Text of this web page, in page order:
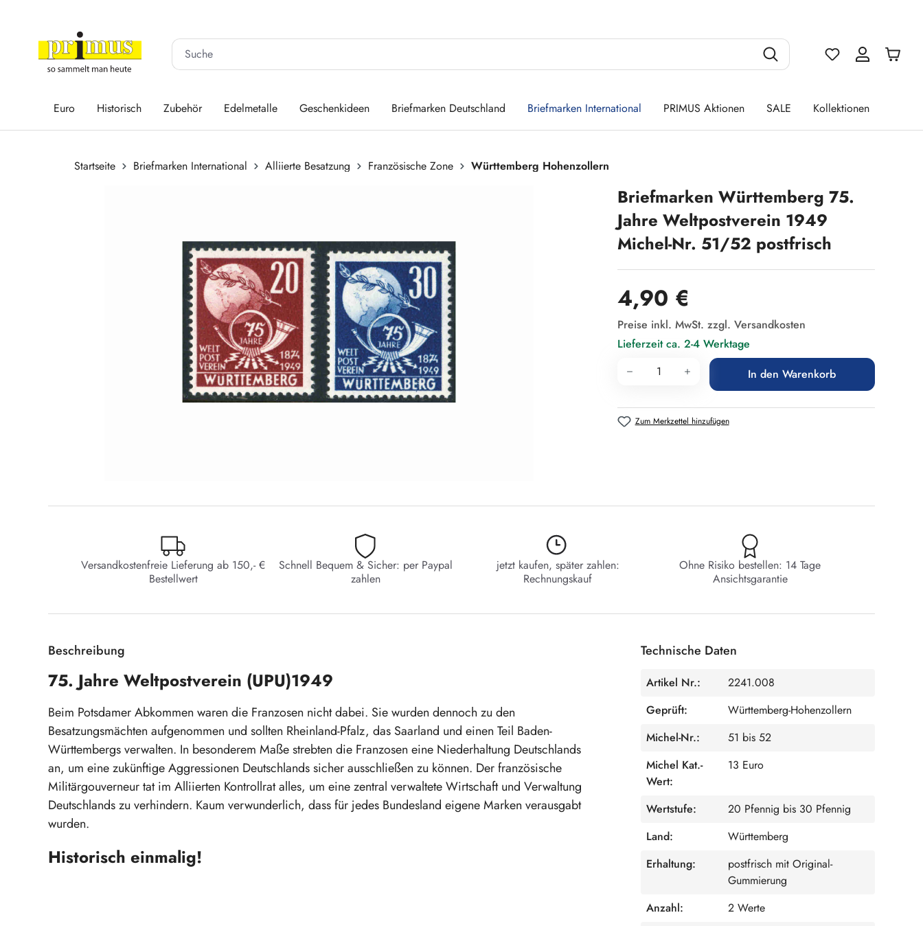
Du hast 0
Euro Historisch Zubehör Edelmetalle Geschenkideen Briefmarken Deutschland Briefmarken International PRIMUS Aktionen SALE Kollektionen
Startseite Briefmarken International Alliierte Besatzung Französische Zone
Württemberg Hohenzollern
Briefmarken Württemberg 75.
Jahre Weltpostverein 1949
Michel-Nr. 51/52 postfrisch
Regulärer Preis:
4,90 €
Preise inkl. MwSt. zzgl. Versandkosten
Lieferzeit ca. 2-4 Werktage
Produkt Anzahl: Gib den gewünschten
In den Warenkorb
Zum Merkzettel hinzufügen
Versandkostenfreie Lieferung ab 150,- €
Bestellwert
Schnell Bequem & Sicher: per Paypal
zahlen
jetzt kaufen, später zahlen:
Rechnungskauf
Ohne Risiko bestellen: 14 Tage
Ansichtsgarantie
Beschreibung
75. Jahre Weltpostverein (UPU)1949
Beim Potsdamer Abkommen waren die Franzosen nicht dabei. Sie wurden dennoch zu den
Besatzungsmächten aufgenommen und sollten Rheinland-Pfalz, das Saarland und einen Teil Baden-
Württembergs verwalten. In besonderem Maße strebten die Franzosen eine Niederhaltung Deutschlands
an, um eine zukünftige Aggressionen Deutschlands sicher ausschließen zu können. Der französische
Militärgouverneur tat im Alliierten Kontrollrat alles, um eine zentral verwaltete Wirtschaft und Verwaltung
Deutschlands zu verhindern. Kaum verwunderlich, dass für jedes Bundesland eigene Marken verausgabt
wurden.
Historisch einmalig!
Technische Daten
Artikel Nr.:
2241.008
Geprüft:
Württemberg-Hohenzollern
Michel-Nr.:
51 bis 52
Michel Kat.-
Wert:
13 Euro
Wertstufe:
20 Pfennig bis 30 Pfennig
Land:
Württemberg
Erhaltung:
postfrisch mit Original-
Gummierung
Anzahl:
2 Werte